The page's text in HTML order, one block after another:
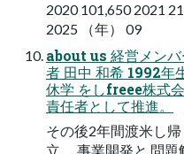
2020 101,650 2021
2025 （年） 09
about us 経営メンバ
者 田中 和希 1992年
休学 をしfreee株式
責任者として推進。
その後2年間渡米し
立。 事業開発と 問